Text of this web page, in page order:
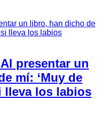
presentar un
mí: ‘Muy de
lleva los labios